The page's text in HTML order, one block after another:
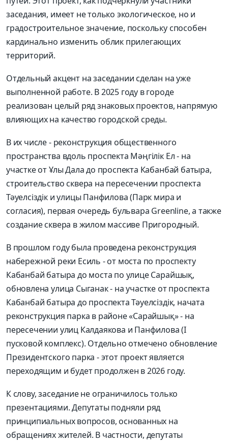
заседания, имеет не только экологическое, но и
градостроительное значение, поскольку способен
кардинально изменить облик прилегающих
территорий.
Отдельный акцент на заседании сделан на уже
выполненной работе. В 2025 году в городе
реализован целый ряд знаковых проектов, напрямую
влияющих на качество городской среды.
В их числе - реконструкция общественного
пространства вдоль проспекта Мәңгілік Ел - на
участке от Ұлы Дала до проспекта Кабанбай батыра,
строительство сквера на пересечении проспекта
Тәуелсіздік и улицы Панфилова (Парк мира и
согласия), первая очередь бульвара Greenline, а также
создание сквера в жилом массиве Пригородный.
В прошлом году была проведена реконструкция
набережной реки Есиль - от моста по проспекту
Кабанбай батыра до моста по улице Сарайшық,
обновлена улица Сыганак - на участке от проспекта
Кабанбай батыра до проспекта Тәуелсіздік, начата
реконструкция парка в районе «Сарайшық» - на
пересечении улиц Калдаякова и Панфилова (I
пусковой комплекс). Отдельно отмечено обновление
Президентского парка - этот проект является
переходящим и будет продолжен в 2026 году.
К слову, заседание не ограничилось только
презентациями. Депутаты подняли ряд
принципиальных вопросов, основанных на
обращениях жителей. В частности, депутаты